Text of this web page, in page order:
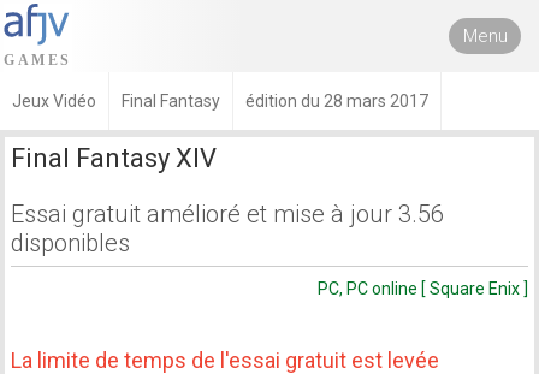
Menu
Jeux Vidéo Final Fantasy édition du 28 mars 2017
Final Fantasy XIV
Essai gratuit amélioré et mise à jour 3.56
disponibles
PC, PC online [ Square Enix ]
La limite de temps de l'essai gratuit est levée